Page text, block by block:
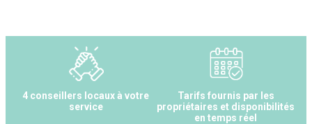
4 conseillers locaux à votre
service
Tarifs fournis par les
propriétaires et disponibilités
en temps réel